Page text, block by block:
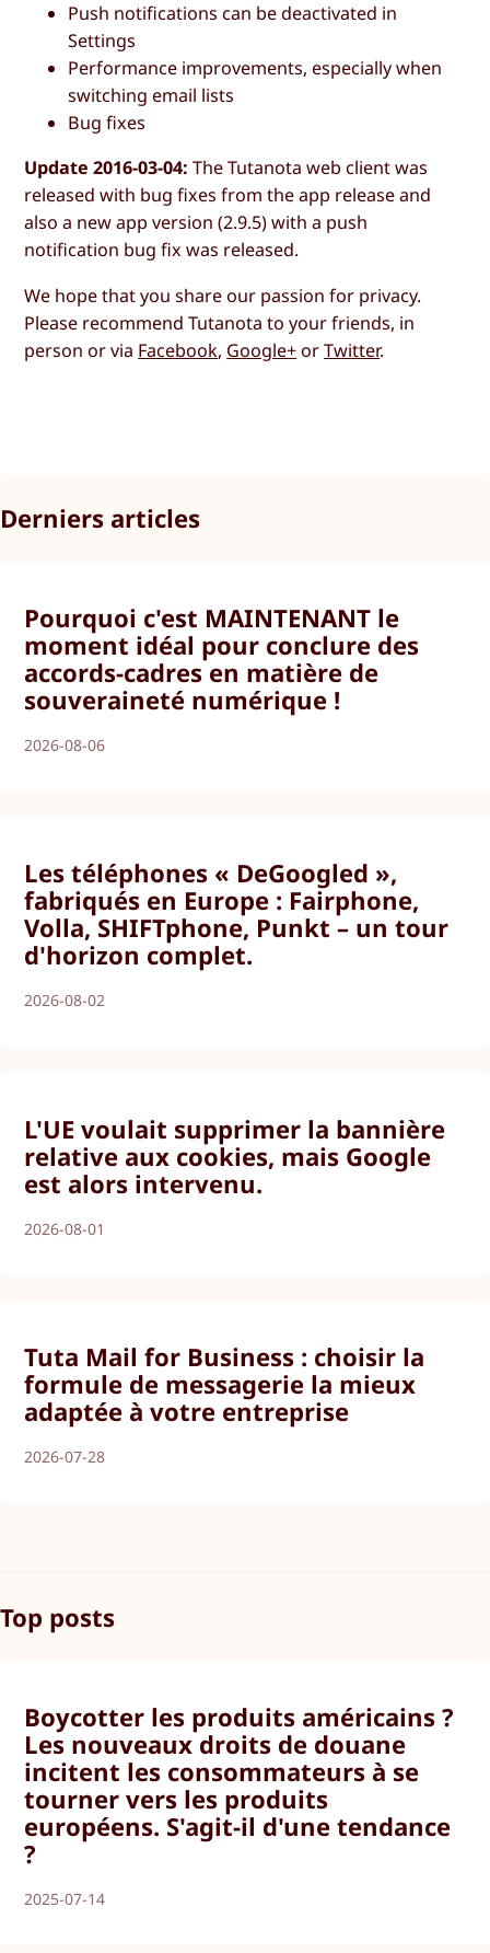
Push notifications can be deactivated in
Settings
Performance improvements, especially when
switching email lists
Bug fixes
Update 2016-03-04: The Tutanota web client was
released with bug fixes from the app release and
also a new app version (2.9.5) with a push
notification bug fix was released.
We hope that you share our passion for privacy.
Please recommend Tutanota to your friends, in
person or via Facebook, Google+ orTwitter.
Derniers articles
Pourquoi c'est MAINTENANT le
moment idéal pour conclure des
accords-cadres en matière de
souveraineté numérique !
2026-08-06
Les téléphones « DeGoogled »,
fabriqués en Europe : Fairphone,
Volla, SHIFTphone, Punkt – un tour
d'horizon complet.
2026-08-02
L'UE voulait supprimer la bannière
relative aux cookies, mais Google
est alors intervenu.
2026-08-01
Tuta Mail for Business : choisir la
formule de messagerie la mieux
adaptée à votre entreprise
2026-07-28
Top posts
Boycotter les produits américains ?
Les nouveaux droits de douane
incitent les consommateurs à se
tourner vers les produits
européens. S'agit-il d'une tendance
?
2025-07-14